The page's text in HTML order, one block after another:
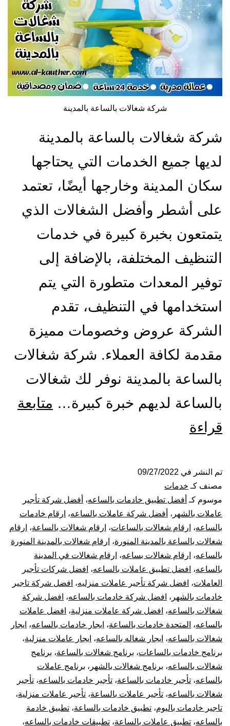
شركة شغالات بالساعة بالمدينة
شركة شغالات بالساعة بالمدينة
لديها جميع الخدمات التي يحتاجها
سكان المدينة وخارجها أيضًا، تعتمد
على أشطر وأفضل الشغالات الذي
يتمتعون بخبرة كبيرة في خدمات
التنظيف المختلفة، بالإضافة إلى
توفير المعدات متطورة التي يتم
استخدامها في التنظيف، تقدم
الشركة عروض وخصومات مميزة
مقدمة لكافة العملاء. شركة شغالات
بالساعة بالمدينة نوفر لك شغالات
بالساعة لديهم خبرة كبيرة… متابعة
قراءة
بالساعة
بالمدينة
تم النشر في 09/27/2022
مصنف كـ خدمات
موسوم كـ أفضل تطبيق خادمات بالساعه، أفضل شركة تأجير
عاملات بالشهر ، أفضل شركة عاملات بالساعه، ارقام خادمات
بالساعه، ارقام شغالات بالساعات، ارقام شغالات بالساعة، ارقام
شغالات بالساعة بالمدينة المنورة، ارقام شغالات بالمدينة المنورة
بالساعه، ارقام شغالات بساعه، ارقام شغالات في المدينة
بالساعه، افضل تطبيق عاملات بالساعه، افضل شركات تأجير
العاملات، افضل شركة تأجير عاملات منزليه، افضل شركة تاجير
خادمات بالشهر ، افضل شركة خادمات بالساعه، افضل شركة
شغالات بالساعه، افضل شركة عاملات منزلية، افضل عاملات
بالساعه، المتحدة خادمات بالساعة، ايجار خادمات بالساعه، ايجار
شغالات بالساعه، ايجار شغاله بالساعه، ايجار عاملات منزلية،
برنامج خادمات بالساعات، برنامج شغالات بالساعة، برنامج
شغالات بالساعه، برنامج شغالات بالشهر ، برنامج عاملات
بالساعه، تأجير خادمات بالساعة، تأجير خادمات بالساعه، تأجير
شغالات بالساعه، تأجير عاملات بالساعة، تأجير عاملات منزلية،
تاجير خادمات باليوم، تطبيق خادمات بالساعة، تطبيق خادمة
بالساعه، تطبيق عاملات بالساعة، تطبيقات خادمات بالساعه،